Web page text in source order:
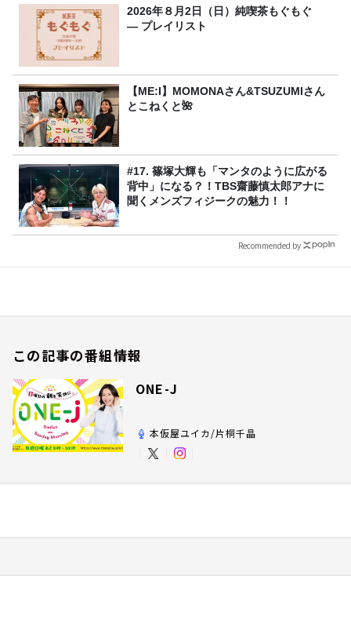
2026年８月2日（日）純喫茶もぐもぐ
― プレイリスト
【ME:I】MOMONAさん&TSUZUMIさん
とこねくと🌺
#17. 篠塚大輝も「マンタのように広がる
背中」になる？！TBS齋藤慎太郎アナに
聞くメンズフィジークの魅力！！
Recommended by
この記事の番組情報
ONE-J
本仮屋ユイカ/片桐千晶